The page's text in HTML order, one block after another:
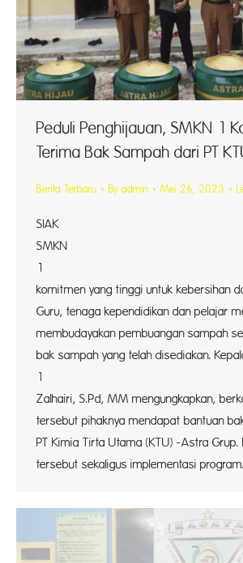
Peduli Penghijauan, SMKN 1
Terima Bak Sampah dari PT
Berita Terbaru By admin Mei 26, 2023
SMKN
1
komitmen yang tinggi untuk kebersihan
Guru, tenaga kependidikan dan pelajar
membudayakan pembuangan sampah
bak sampah yang telah disediakan.
1
Zalhairi, S.Pd, MM mengungkapkan,
tersebut pihaknya mendapat bantuan
PT Kimia Tirta Utama (KTU) -Astra Grup.
tersebut sekaligus implementasi